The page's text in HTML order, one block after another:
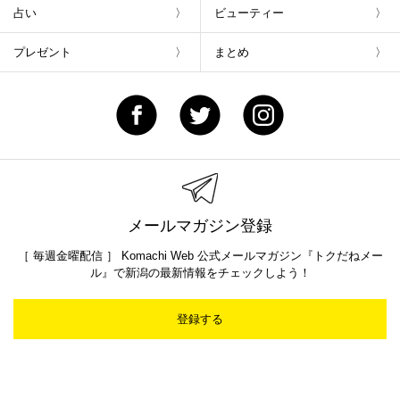
占い ビューティー
プレゼント まとめ
メールマガジン登録
［ 毎週金曜配信 ］ Komachi Web 公式メールマガジン『トクだねメー
ル』で新潟の最新情報をチェックしよう！
登録する